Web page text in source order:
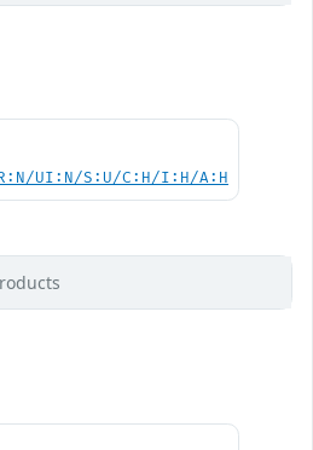
UI:N/S:U/C:H/I:H/A:H